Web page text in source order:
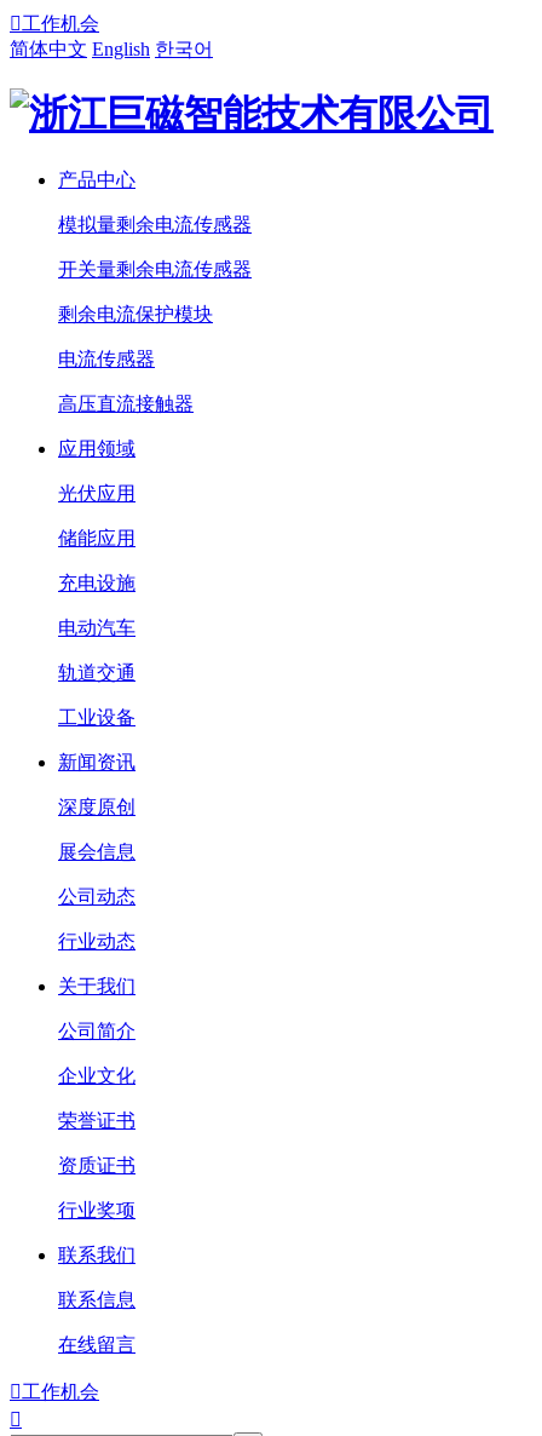
工作机会
简体中文 English 한국어
产品中心
模拟量剩余电流传感器
开关量剩余电流传感器
剩余电流保护模块
电流传感器
高压直流接触器
应用领域
光伏应用
储能应用
充电设施
电动汽车
轨道交通
工业设备
新闻资讯
深度原创
展会信息
公司动态
行业动态
关于我们
公司简介
企业文化
荣誉证书
资质证书
行业奖项
联系我们
联系信息
在线留言
工作机会
